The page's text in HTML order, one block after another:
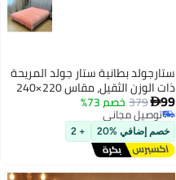
ستارجولد بطانية ستار جولد المريحة
ذات الوزن الثقيل، مقاس 220×240
سم، طبقة واحدة، بطانية شتوية
فائقة النعومة، ملمس صوفي
منقوش، وزن 10 أرطال، SG-BLC604
99
379 خصم 73%
توصيل مجاني
توصيل مجاني
خصم إضافي %20 + 2